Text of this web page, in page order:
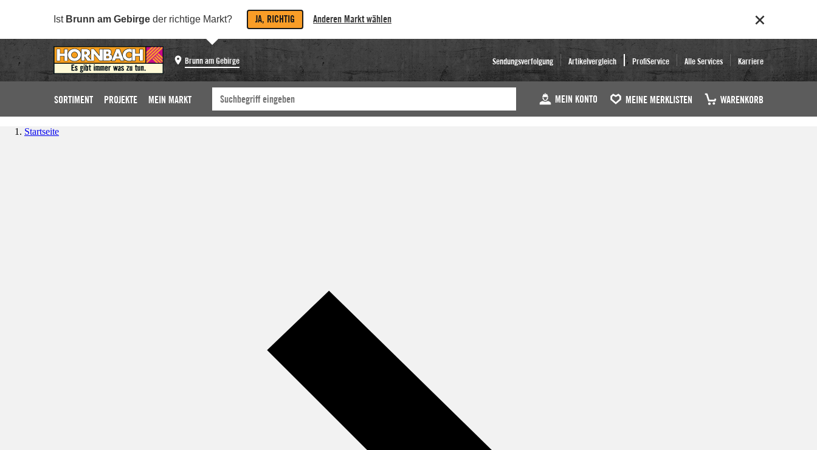
Ist Brunn am Gebirge der richtige Markt? JA, RICHTIG Anderen Markt wählen
Brunn am Gebirge Sendungsverfolgung Artikelvergleich ProfiService Alle Services Karriere
SORTIMENT PROJEKTE MEIN MARKT MEIN KONTO MEINE MERKLISTEN WARENKORB
Startseite